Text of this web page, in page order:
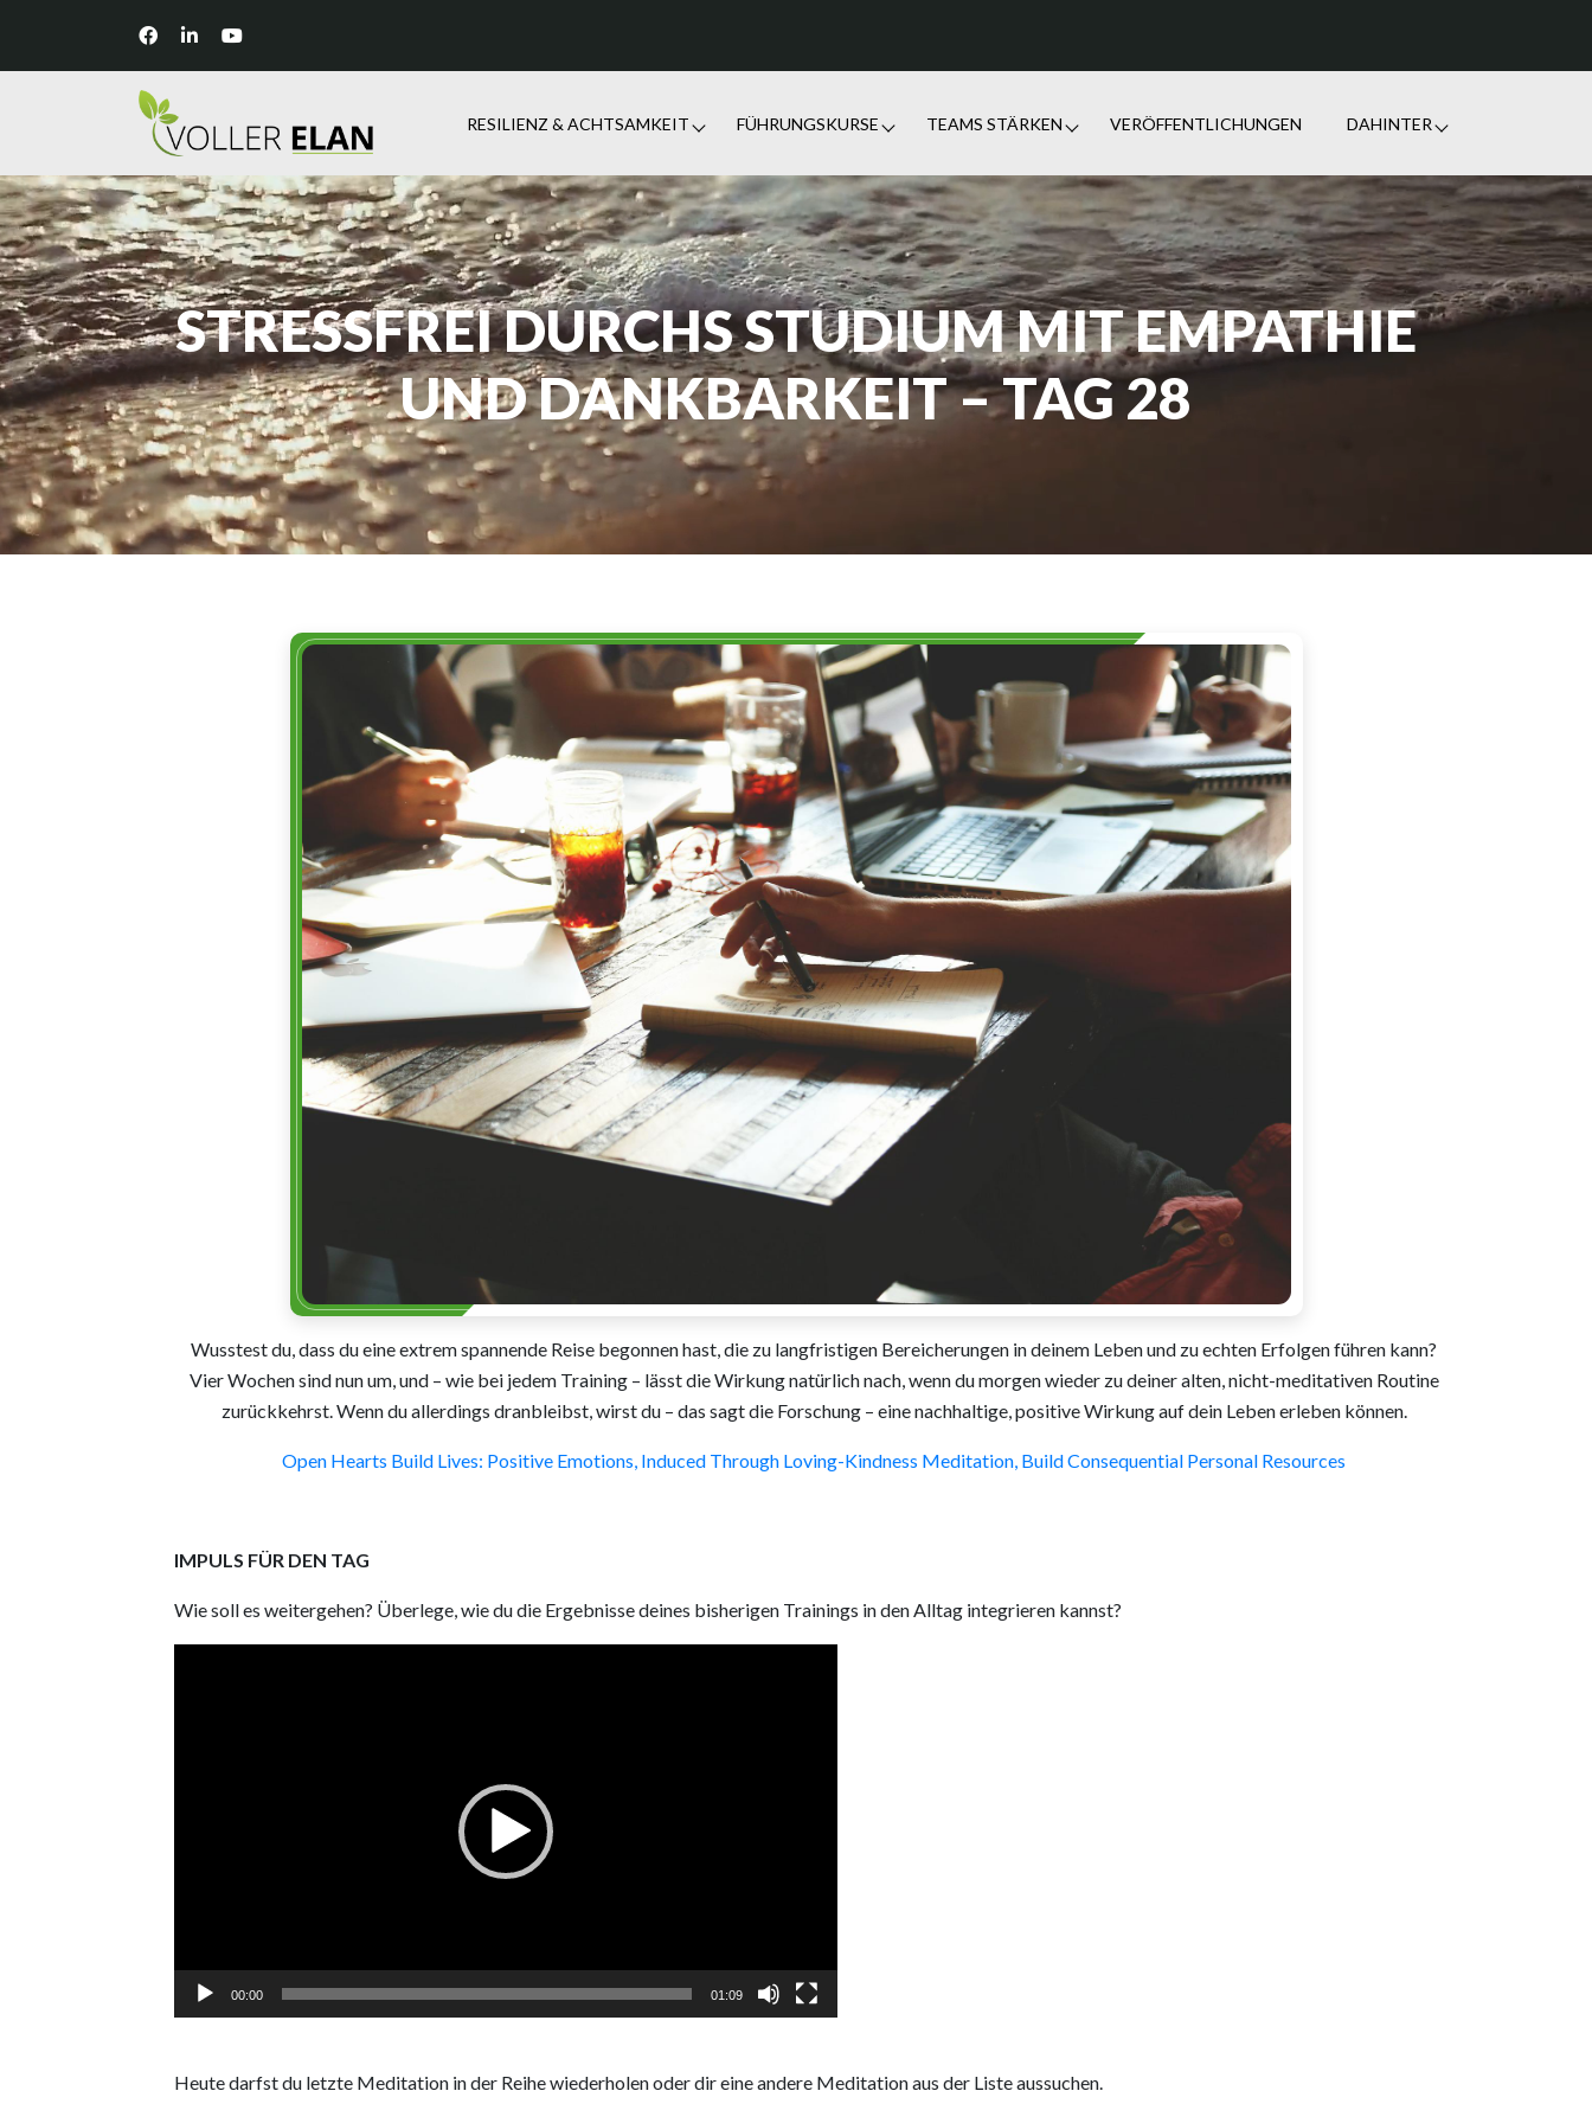
RESILIENZ & ACHTSAMKEIT FÜHRUNGSKURSE TEAMS STÄRKEN VERÖFFENTLICHUNGEN DAHINTER
STRESSFREI DURCHS STUDIUM MIT EMPATHIE
UND DANKBARKEIT – TAG 28
Wusstest du, dass du eine extrem spannende Reise begonnen hast, die zu langfristigen Bereicherungen in deinem Leben und zu echten Erfolgen führen kann?
Vier Wochen sind nun um, und – wie bei jedem Training – lässt die Wirkung natürlich nach, wenn du morgen wieder zu deiner alten, nicht-meditativen Routine
zurückkehrst. Wenn du allerdings dranbleibst, wirst du – das sagt die Forschung – eine nachhaltige, positive Wirkung auf dein Leben erleben können.
Open Hearts Build Lives: Positive Emotions, Induced Through Loving-Kindness Meditation, Build Consequential Personal Resources
IMPULS FÜR DEN TAG
Wie soll es weitergehen? Überlege, wie du die Ergebnisse deines bisherigen Trainings in den Alltag integrieren kannst?
00:00 01:09
Heute darfst du letzte Meditation in der Reihe wiederholen oder dir eine andere Meditation aus der Liste aussuchen.